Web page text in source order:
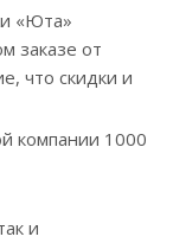
«Юта»
заказе от
что скидки и
компании 1000
и